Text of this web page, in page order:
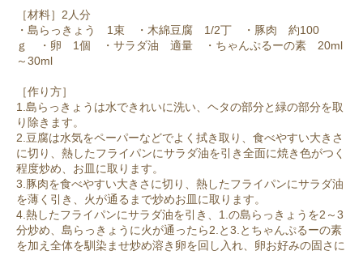
［材料］2人分
・島らっきょう 1束 ・木綿豆腐 1/2丁 ・豚肉 約100
ｇ ・卵 1個 ・サラダ油 適量 ・ちゃんぷるーの素 20ml
～30ml
［作り方］
1.島らっきょうは水できれいに洗い、ヘタの部分と緑の部分を取
り除きます。
2.豆腐は水気をペーパーなどでよく拭き取り、食べやすい大きさ
に切り、熱したフライパンにサラダ油を引き全面に焼き色がつく
程度炒め、お皿に取ります。
3.豚肉を食べやすい大きさに切り、熱したフライパンにサラダ油
を薄く引き、火が通るまで炒めお皿に取ります。
4.熱したフライパンにサラダ油を引き、1.の島らっきょうを2～3
分炒め、島らっきょうに火が通ったら2.と3.とちゃんぷるーの素
を加え全体を馴染ませ炒め溶き卵を回し入れ、卵お好みの固さに